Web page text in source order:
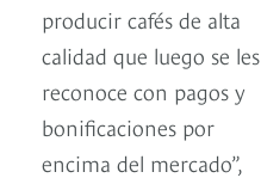
producir cafés de alta
calidad que luego se les
reconoce con pagos y
bonificaciones por
encima del mercado”,